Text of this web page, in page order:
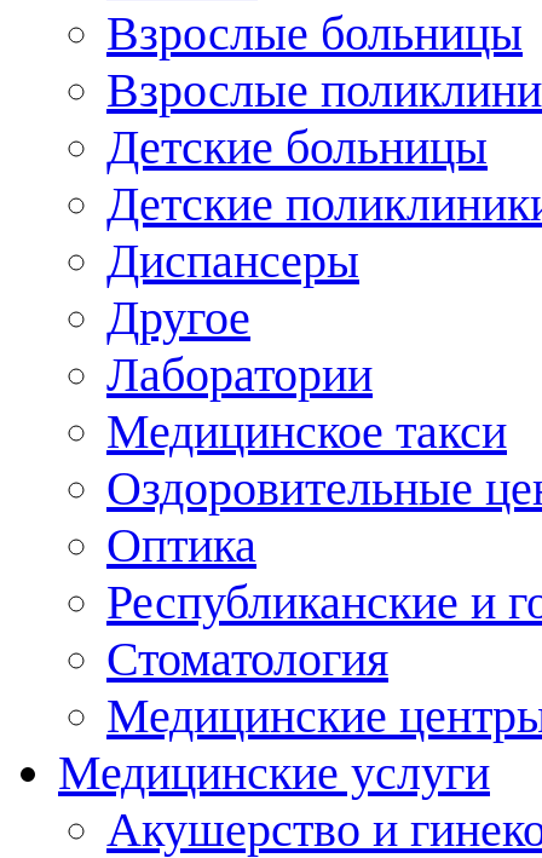
Взрослые больницы
Взрослые
Детские больницы
Детские
Диспансеры
Другое
Лаборатории
Медицинское такси
Оздоровительные
Оптика
Республиканские и
Стоматология
Медицинские
Медицинские услуги
Акушерство и